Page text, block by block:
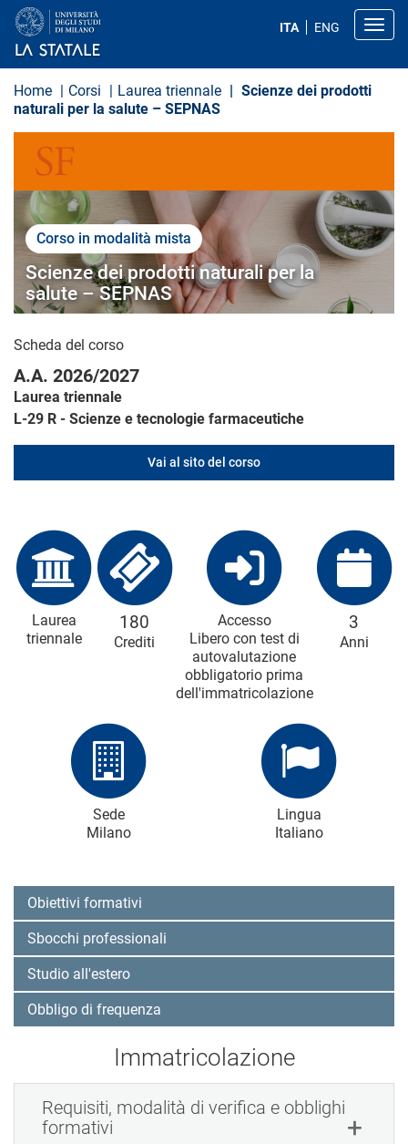
a
ITA ENG
Home Corsi Laurea triennale
Scienze dei prodotti
naturali per la salute – SEPNAS
Corso in modalità mista
Scienze dei prodotti naturali per la
salute – SEPNAS
Scheda del corso
A.A. 2026/2027
Laurea triennale
L-29 R - Scienze e tecnologie farmaceutiche
Vai al sito del corso
Laurea
triennale
180
Crediti
Accesso
Libero con test di
autovalutazione
obbligatorio prima
dell'immatricolazione
3
Anni
Sede
Milano
Lingua
Italiano
Obiettivi formativi
Sbocchi professionali
Studio all'estero
Obbligo di frequenza
Immatricolazione
Requisiti, modalità di verifica e obblighi
formativi